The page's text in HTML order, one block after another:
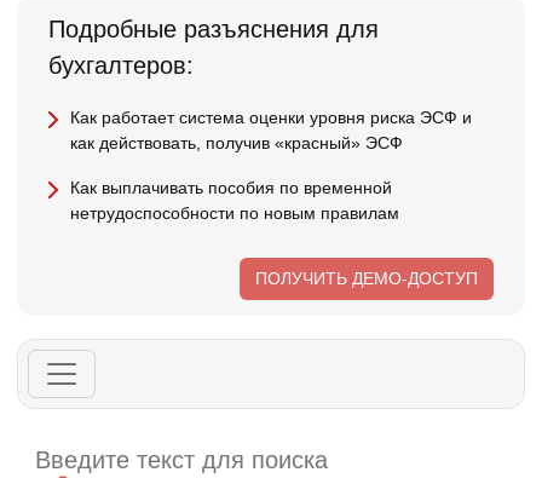
Подробные разъяснения для
бухгалтеров:
Как работает система оценки уровня риска ЭСФ и
как действовать, получив «красный» ЭСФ
Как выплачивать пособия по временной
нетрудоспособности по новым правилам
ПОЛУЧИТЬ ДЕМО-ДОСТУП